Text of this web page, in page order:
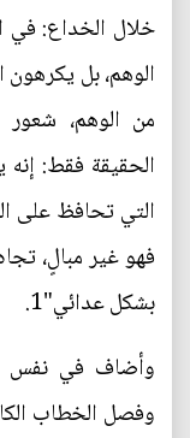
خلال الخداع: في
الوهم، بل يكرهون
من الوهم، شعور
الحقيقة فقط: إنه
التي تحافظ على
فهو غير مبالٍ،
بشكل عدائي"1.
وأضاف في نفس
وفصل الخطاب